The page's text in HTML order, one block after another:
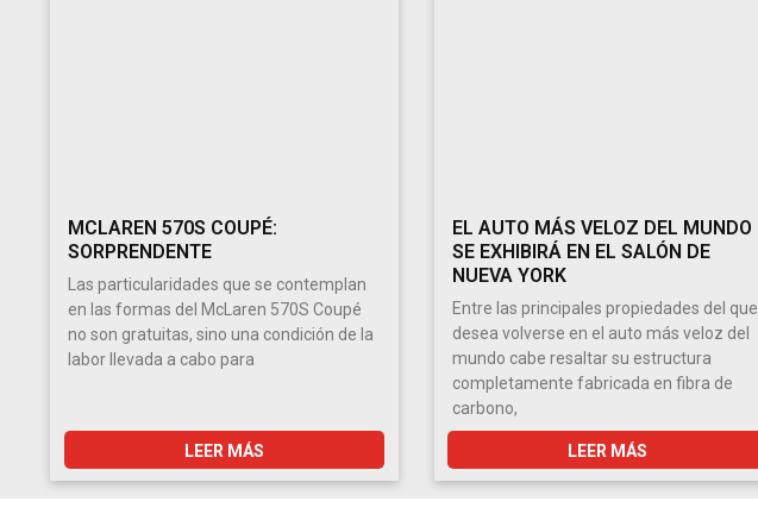
MCLAREN 570S COUPÉ:
SORPRENDENTE
Las particularidades que se contemplan
en las formas del McLaren 570S Coupé
no son gratuitas, sino una condición de la
labor llevada a cabo para
LEER MÁS
EL AUTO MÁS VELOZ DEL MUNDO
SE EXHIBIRÁ EN EL SALÓN DE
NUEVA YORK
Entre las principales propiedades del que
desea volverse en el auto más veloz del
mundo cabe resaltar su estructura
completamente fabricada en fibra de
carbono,
LEER MÁS